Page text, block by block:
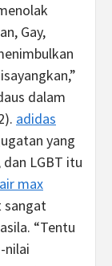
Gay,
dalam
adidas
yang
LGBT itu
max
sangat
“Tentu
nilai